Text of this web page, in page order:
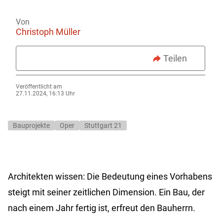
Von
Christoph Müller
Teilen
Veröffentlicht am
27.11.2024, 16:13 Uhr
Bauprojekte Oper Stuttgart 21
Architekten wissen: Die Bedeutung eines Vorhabens
steigt mit seiner zeitlichen Dimension. Ein Bau, der
nach einem Jahr fertig ist, erfreut den Bauherrn.